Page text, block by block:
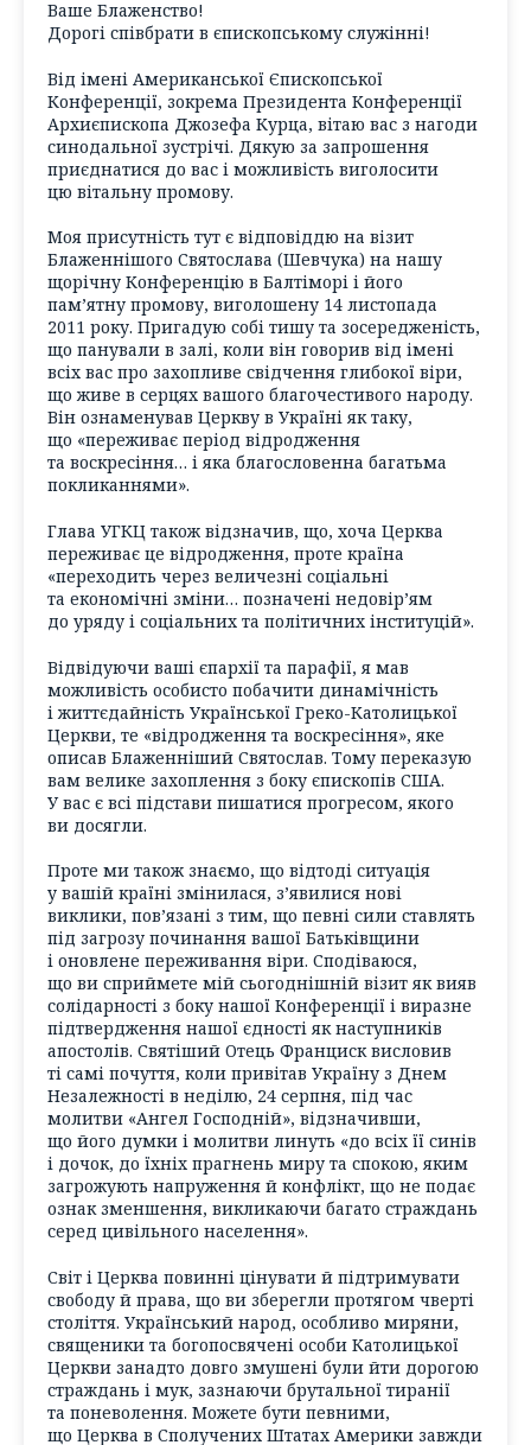
Ваше Блаженство!
Дорогі співбрати в єпископському служінні!
Від імені Американської Єпископської
Конференції, зокрема Президента Конференції
Архиєпископа Джозефа Курца, вітаю вас з нагоди
синодальної зустрічі. Дякую за запрошення
приєднатися до вас і можливість виголосити
цю вітальну промову.
Моя присутність тут є відповіддю на візит
Блаженнішого Святослава (Шевчука) на нашу
щорічну Конференцію в Балтіморі і його
пам’ятну промову, виголошену 14 листопада
2011 року. Пригадую собі тишу та зосередженість,
що панували в залі, коли він говорив від імені
всіх вас про захопливе свідчення глибокої віри,
що живе в серцях вашого благочестивого народу.
Він ознаменував Церкву в Україні як таку,
що «переживає період відродження
та воскресіння… і яка благословенна багатьма
покликаннями».
Глава УГКЦ також відзначив, що, хоча Церква
переживає це відродження, проте країна
«переходить через величезні соціальні
та економічні зміни… позначені недовір’ям
до уряду і соціальних та політичних інституцій».
Відвідуючи ваші єпархії та парафії, я мав
можливість особисто побачити динамічність
і життєдайність Української Греко-Католицької
Церкви, те «відродження та воскресіння», яке
описав Блаженніший Святослав. Тому переказую
вам велике захоплення з боку єпископів США.
У вас є всі підстави пишатися прогресом, якого
ви досягли.
Проте ми також знаємо, що відтоді ситуація
у вашій країні змінилася, з’явилися нові
виклики, пов’язані з тим, що певні сили ставлять
під загрозу починання вашої Батьківщини
і оновлене переживання віри. Сподіваюся,
що ви сприймете мій сьогоднішній візит як вияв
солідарності з боку нашої Конференції і виразне
підтвердження нашої єдності як наступників
апостолів. Святіший Отець Франциск висловив
ті самі почуття, коли привітав Україну з Днем
Незалежності в неділю, 24 серпня, під час
молитви «Ангел Господній», відзначивши,
що його думки і молитви линуть «до всіх її синів
і дочок, до їхніх прагнень миру та спокою, яким
загрожують напруження й конфлікт, що не подає
ознак зменшення, викликаючи багато страждань
серед цивільного населення».
Світ і Церква повинні цінувати й підтримувати
свободу й права, що ви зберегли протягом чверті
століття. Український народ, особливо миряни,
священики та богопосвячені особи Католицької
Церкви занадто довго змушені були йти дорогою
страждань і мук, зазнаючи брутальної тиранії
та поневолення. Можете бути певними,
що Церква в Сполучених Штатах Америки завжди